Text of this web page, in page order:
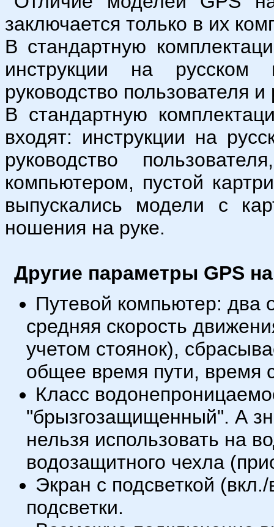
заключается только в их
В стандартную
инструкции на русском
руководство пользователя
В стандартную
входят: инструкции на
руководство
компьютером, пустой
выпускались модели с
ношения на руке.
Другие параметры GPS
Путевой компьютер: два
средняя скорость
учетом стоянок),
общее время пути, время
Класс
"брызгозащищенный". А
нельзя использовать на
водозащитного чехла
Экран с подсветкой
подсветки.